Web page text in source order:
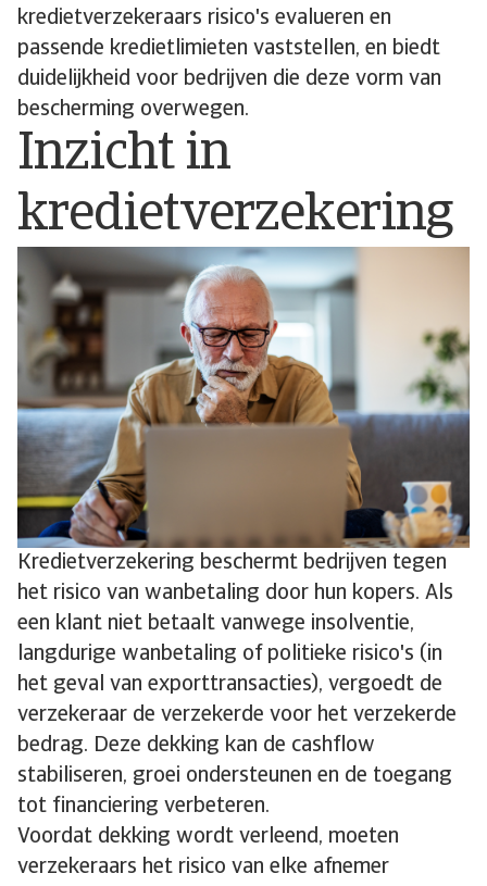
kredietverzekeraars risico's evalueren en
passende kredietlimieten vaststellen, en biedt
duidelijkheid voor bedrijven die deze vorm van
bescherming overwegen.
Inzicht in
kredietverzekering
Kredietverzekering beschermt bedrijven tegen
het risico van wanbetaling door hun kopers. Als
een klant niet betaalt vanwege insolventie,
langdurige wanbetaling of politieke risico's (in
het geval van exporttransacties), vergoedt de
verzekeraar de verzekerde voor het verzekerde
bedrag. Deze dekking kan de cashflow
stabiliseren, groei ondersteunen en de toegang
tot financiering verbeteren.
Voordat dekking wordt verleend, moeten
verzekeraars het risico van elke afnemer